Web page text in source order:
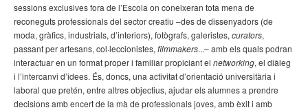
sessions exclusives fora de l’Escola on coneixeran tota mena de
reconeguts professionals del sector creatiu –des de dissenyadors (de
moda, gràfics, industrials, d’interiors), fotògrafs, galeristes, curators,
passant per artesans, col·leccionistes, filmmakers...– amb els quals podran
interactuar en un format proper i familiar propiciant el networking, el diàleg
i l’intercanvi d’idees. És, doncs, una activitat d’orientació universitària i
laboral que pretén, entre altres objectius, ajudar els alumnes a prendre
decisions amb encert de la mà de professionals joves, amb èxit i amb